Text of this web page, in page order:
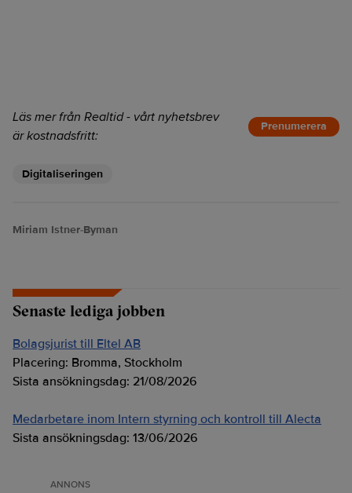
Läs mer från Realtid - vårt nyhetsbrev
är kostnadsfritt:
Prenumerera
Digitaliseringen
Miriam Istner-Byman
Senaste lediga jobben
Bolagsjurist till Eltel AB
Placering: Bromma, Stockholm
Sista ansökningsdag: 21/08/2026
Medarbetare inom Intern styrning och kontroll till Alecta
Sista ansökningsdag: 13/06/2026
ANNONS